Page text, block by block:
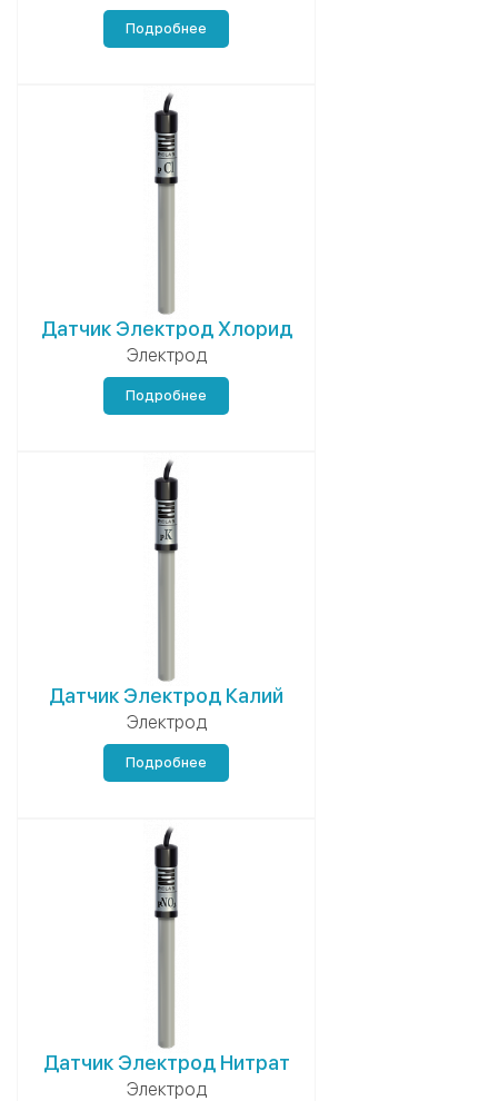
Подробнее
Датчик Электрод Хлорид
Электрод
Подробнее
Датчик Электрод Калий
Электрод
Подробнее
Датчик Электрод Нитрат
Электрод